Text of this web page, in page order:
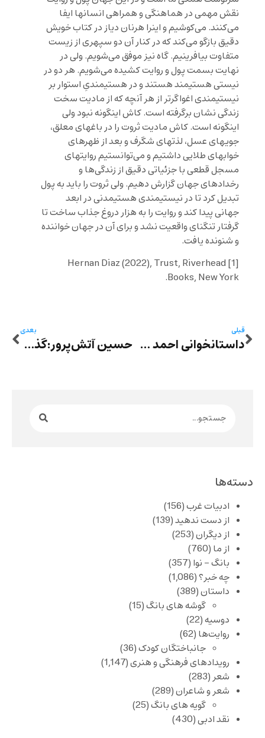
نقش مهمی در هماهنگی و همراهی انسانها ایفا
می‌کنند. می‌کوشیم و اینرا هرنان دیاز در کتاب خویش
دقیق بازگو می‌کند که در کنار آن دو سپهری از زیست
متفاوت بیافرینیم. گاه نیز موفق می‌شویم. ولی در
نهایت بسمت پول و روایت کشیده می‌شویم. هر دو در
نیستی هستیمند‌ هستند و در هستیمندیِ استوار بر
نیستیمندی اغواگرتر از هر آنچه که از مادیت سخت
زندگی نشان برگرفته است. کاش اینگونه نبود ولی
اینگونه است. کاش مادیت ثروت را در باغهای معلق،
جویهای عسل، لذتهای شگرف و بعد از ظهرهای
خوابهای طلایی داشتیم و می‌توانستیم روایتهای
مسجل قطعی با جزئیاتی دقیق از زندگی‌ها و
رخدادهای جهان گزارش دهیم. ولی ثروت را باید به پول
تبدیل کرد تا در نیستیمندی هستیمدنی در ابعد
جهانی پیدا کند و روایت را به هزار دروغ جذاب ساخت تا
گرفتار تنگنای واقعیت نشد و برای آن در جهان خواننده
و شنونده یافت.
[1]
Trust, Riverhead
Books, New York.
قبلی
داستانخوانی احمد خلفانی در کلن و رونمایی از رمان «گربه‌های پرنده» در برلین
بعدی
حسین آتش‌پرور:گذشته‌ای که همچنان با ما راه می‌رود
دسته‌ها
ادبیات غرب(156)
از دست ندهید(139)
از دیگران(253)
از ما (760)
بانگ – نوا (357)
چه خبر؟(1,086)
داستان(389)
گوشه های بانگ(15)
دوسیه(22)
روایت‌ها (62)
جانباختگان کودک(36)
رویدادهای فرهنگی و هنری(1,147)
شعر (283)
شعر و شاعران(289)
گویه های بانگ(25)
نقد ادبی(430)